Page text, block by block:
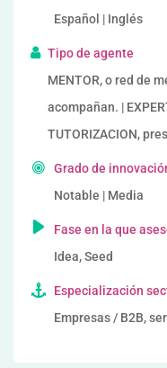
Español | Inglés
Tipo de agente
MENTOR, o red de
acompañan. |
TUTORIZACION,
Grado de
Notable | Media
Fase en la que
Idea, Seed
Especialización
Empresas / B2B,